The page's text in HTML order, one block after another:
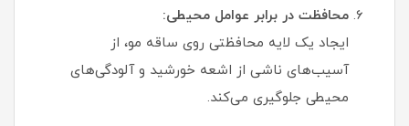
محافظت در برابر عوامل محیطی:
ایجاد یک لایه محافظتی روی ساقه مو، از
آسیب‌های ناشی از اشعه خورشید و آلودگی‌های
محیطی جلوگیری می‌کند.